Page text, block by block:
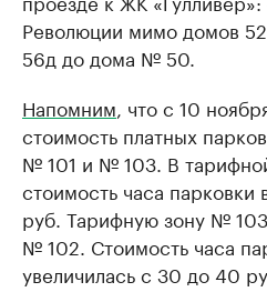
Революции мимо домов
56д до дома № 50.
Напомним , что с 10
стоимость платных
№ 101 и № 103. В
стоимость часа
руб. Тарифную зону №
№ 102. Стоимость часа
увеличилась с 30 до 40